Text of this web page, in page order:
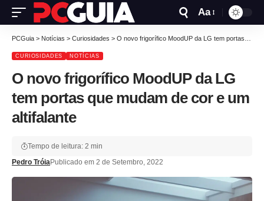
Aa
PCGuia > Notícias > Curiosidades > O novo frigorífico MoodUP da LG tem portas que mudam de cor e um altifalante
CURIOSIDADES NOTÍCIAS
O novo frigorífico MoodUP da LG
tem portas que mudam de cor e um
altifalante
Pedro TróiaPublicado em 2 de Setembro, 2022
Tempo de leitura: 2 min